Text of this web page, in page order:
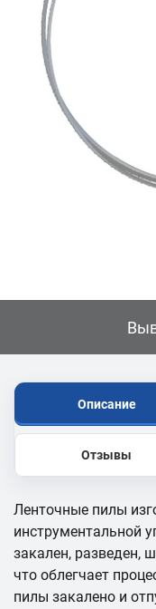
Описание
Отзывы
Ленточные пилы
инструментальной
закален, разведен,
что облегчает
пилы закалено и